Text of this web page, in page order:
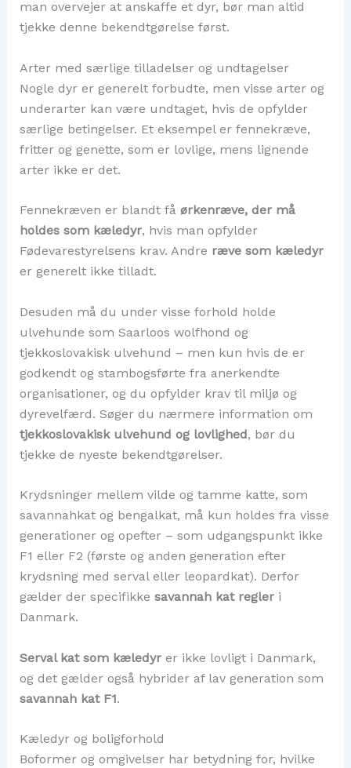
man overvejer at anskaffe et dyr, bør man altid
tjekke denne bekendtgørelse først.
Arter med særlige tilladelser og undtagelser
Nogle dyr er generelt forbudte, men visse arter og
underarter kan være undtaget, hvis de opfylder
særlige betingelser. Et eksempel er fennekræve,
fritter og genette, som er lovlige, mens lignende
arter ikke er det.
Fennekræven er blandt få ørkenræve, der må
holdes som kæledyr, hvis man opfylder
Fødevarestyrelsens krav. Andre ræve som kæledyr
er generelt ikke tilladt.
Desuden må du under visse forhold holde
ulvehunde som Saarloos wolfhond og
tjekkoslovakisk ulvehund – men kun hvis de er
godkendt og stambogsførte fra anerkendte
organisationer, og du opfylder krav til miljø og
dyrevelfærd. Søger du nærmere information om
tjekkoslovakisk ulvehund og lovlighed, bør du
tjekke de nyeste bekendtgørelser.
Krydsninger mellem vilde og tamme katte, som
savannahkat og bengalkat, må kun holdes fra visse
generationer og opefter – som udgangspunkt ikke
F1 eller F2 (første og anden generation efter
krydsning med serval eller leopardkat). Derfor
gælder der specifikke savannah kat regleri
Danmark.
Serval kat som kæledyrer ikke lovligt i Danmark,
og det gælder også hybrider af lav generation som
savannah kat F1.
Kæledyr og boligforhold
Boformer og omgivelser har betydning for, hvilke